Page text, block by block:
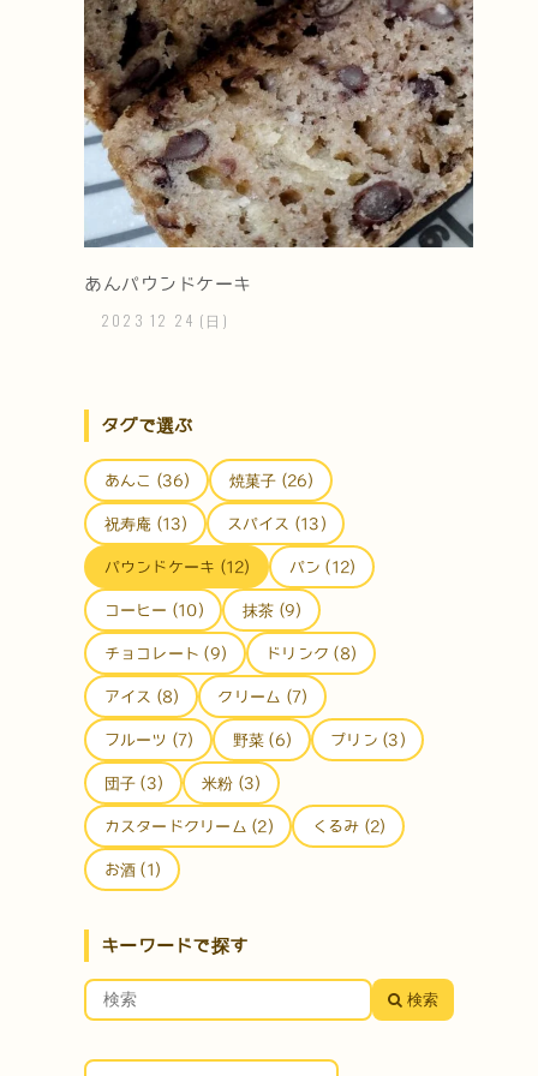
あんパウンドケーキ
2023 12 24 (日)
タグで選ぶ
あんこ (36) 焼菓子 (26)
祝寿庵 (13) スパイス (13)
パウンドケーキ (12) パン (12)
コーヒー (10) 抹茶 (9)
チョコレート (9) ドリンク (8)
アイス (8) クリーム (7)
フルーツ (7) 野菜 (6) プリン (3)
団子 (3) 米粉 (3)
カスタードクリーム (2) くるみ (2)
お酒 (1)
キーワードで探す
検索